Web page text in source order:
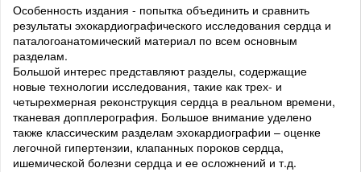
Особенность издания - попытка объединить и сравнить
результаты эхокардиографического исследования сердца и
паталогоанатомический материал по всем основным
разделам.
Большой интерес представляют разделы, содержащие
новые технологии исследования, такие как трех- и
четырехмерная реконструкция сердца в реальном времени,
тканевая допплерография. Большое внимание уделено
также классическим разделам эхокардиографии – оценке
легочной гипертензии, клапанных пороков сердца,
ишемической болезни сердца и ее осложнений и т.д.